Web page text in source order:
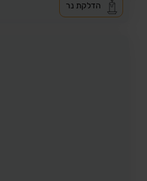
הדלקת נר